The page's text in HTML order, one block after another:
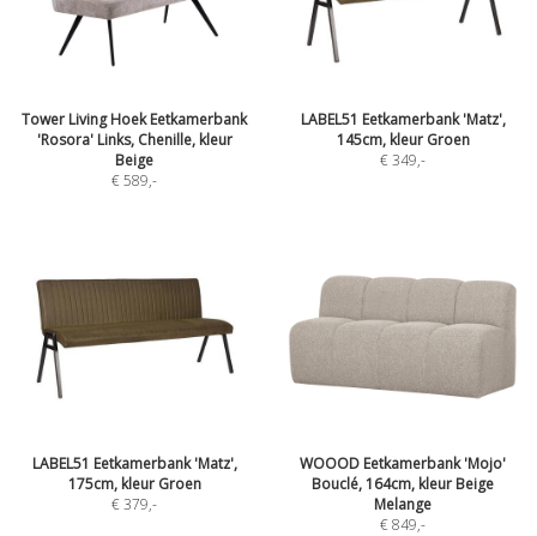
Tower Living Hoek Eetkamerbank
'Rosora' Links, Chenille, kleur
Beige
€ 589,-
LABEL51 Eetkamerbank 'Matz',
145cm, kleur Groen
€ 349,-
LABEL51 Eetkamerbank 'Matz',
175cm, kleur Groen
€ 379,-
WOOOD Eetkamerbank 'Mojo'
Bouclé, 164cm, kleur Beige
Melange
€ 849,-